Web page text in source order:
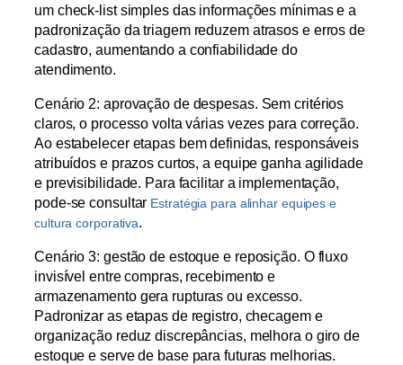
um check-list simples das informações mínimas e a
padronização da triagem reduzem atrasos e erros de
cadastro, aumentando a confiabilidade do
atendimento.
Cenário 2: aprovação de despesas. Sem critérios
claros, o processo volta várias vezes para correção.
Ao estabelecer etapas bem definidas, responsáveis
atribuídos e prazos curtos, a equipe ganha agilidade
e previsibilidade. Para facilitar a implementação,
pode-se consultar Estratégia para alinhar equipes e
cultura corporativa.
Cenário 3: gestão de estoque e reposição. O fluxo
invisível entre compras, recebimento e
armazenamento gera rupturas ou excesso.
Padronizar as etapas de registro, checagem e
organização reduz discrepâncias, melhora o giro de
estoque e serve de base para futuras melhorias.